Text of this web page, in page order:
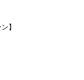
】